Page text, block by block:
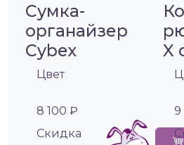
Сумка-
органайзер
Cybex
Цвет
8 100 ₽
Cкидка
X
9